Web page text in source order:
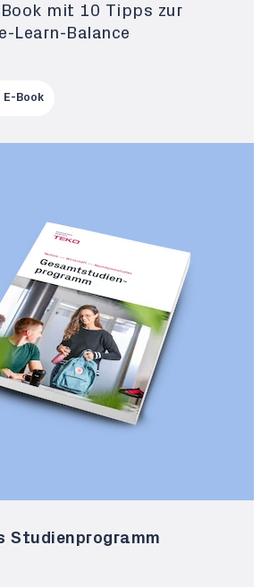
mit 10 Tipps zur
Learn-Balance
E-Book
Studienprogramm